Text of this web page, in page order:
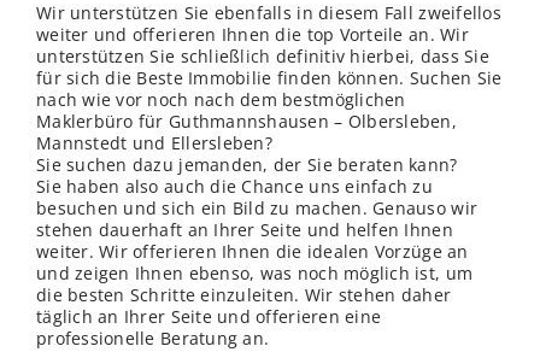
Wir unterstützen Sie ebenfalls in diesem Fall zweifellos
weiter und offerieren Ihnen die top Vorteile an. Wir
unterstützen Sie schließlich definitiv hierbei, dass Sie
für sich die Beste Immobilie finden können. Suchen Sie
nach wie vor noch nach dem bestmöglichen
Maklerbüro für Guthmannshausen – Olbersleben,
Mannstedt und Ellersleben?
Sie suchen dazu jemanden, der Sie beraten kann?
Sie haben also auch die Chance uns einfach zu
besuchen und sich ein Bild zu machen. Genauso wir
stehen dauerhaft an Ihrer Seite und helfen Ihnen
weiter. Wir offerieren Ihnen die idealen Vorzüge an
und zeigen Ihnen ebenso, was noch möglich ist, um
die besten Schritte einzuleiten. Wir stehen daher
täglich an Ihrer Seite und offerieren eine
professionelle Beratung an.